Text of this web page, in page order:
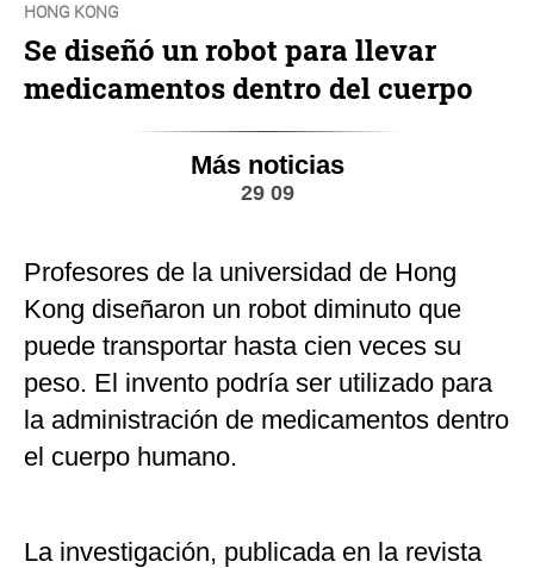
HONG KONG
Se diseñó un robot para llevar
medicamentos dentro del cuerpo
Más noticias
29 09
Profesores de la universidad de Hong
Kong diseñaron un robot diminuto que
puede transportar hasta cien veces su
peso. El invento podría ser utilizado para
la administración de medicamentos dentro
el cuerpo humano.
La investigación, publicada en la revista